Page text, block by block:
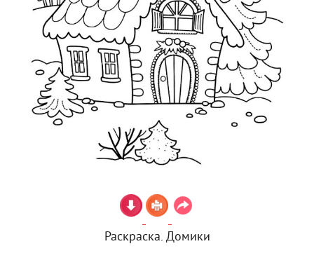
Раскраска. Домики